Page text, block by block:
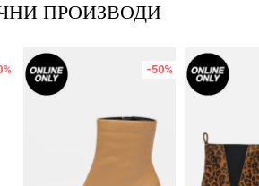
ПРОИЗВОДИ
% -50%